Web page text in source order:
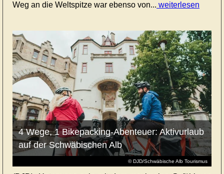
Weg an die Weltspitze war ebenso von... weiterlesen
© DJD/Schwäbische Alb Tourismus
4 Wege, 1 Bikepacking-Abenteuer: Aktivurlaub
auf der Schwäbischen Alb